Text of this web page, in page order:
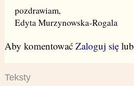
pozdrawiam,
Edyta Murzynowska-Rogala
Aby komentować Zaloguj sięlub
Teksty